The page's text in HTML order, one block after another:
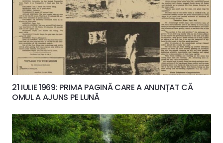
21 IULIE 1969: PRIMA PAGINĂ CARE A ANUNȚAT CĂ
OMUL A AJUNS PE LUNĂ